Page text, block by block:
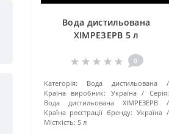
Вода дистильована
ХІМРЕЗЕРВ 5 л
0
Категорія:
Вода дистильована
Країна виробник:
Україна
Серія:
Вода дистильована ХІМРЕЗЕРВ
Країна реєстрації бренду: Україна
Місткість: 5 л